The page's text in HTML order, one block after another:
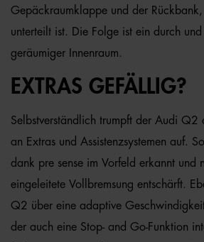
Gepäckraumklappe und der
unterteilt ist. Die Folge ist ein durch
geräumiger Innenraum.
EXTRAS GEFÄLLIG?
Selbstverständlich trumpft der Audi Q2
an Extras und Assistenzsystemen auf.
dank pre sense im Vorfeld erkannt und
eingeleitete Vollbremsung entschärft.
Q2 über eine adaptive
der auch eine Stop- and Go-Funktion